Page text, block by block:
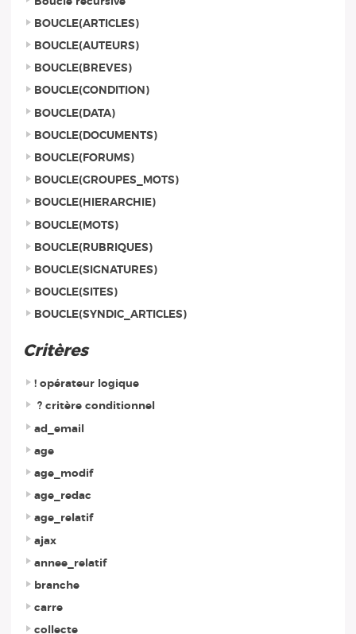
BOUCLE(ARTICLES)
BOUCLE(AUTEURS)
BOUCLE(BREVES)
BOUCLE(CONDITION)
BOUCLE(DATA)
BOUCLE(DOCUMENTS)
BOUCLE(FORUMS)
BOUCLE(GROUPES_MOTS)
BOUCLE(HIERARCHIE)
BOUCLE(MOTS)
BOUCLE(RUBRIQUES)
BOUCLE(SIGNATURES)
BOUCLE(SITES)
BOUCLE(SYNDIC_ARTICLES)
Critères
! opérateur logique
? critère conditionnel
ad_email
age
age_modif
age_redac
age_relatif
ajax
annee_relatif
branche
carre
collecte